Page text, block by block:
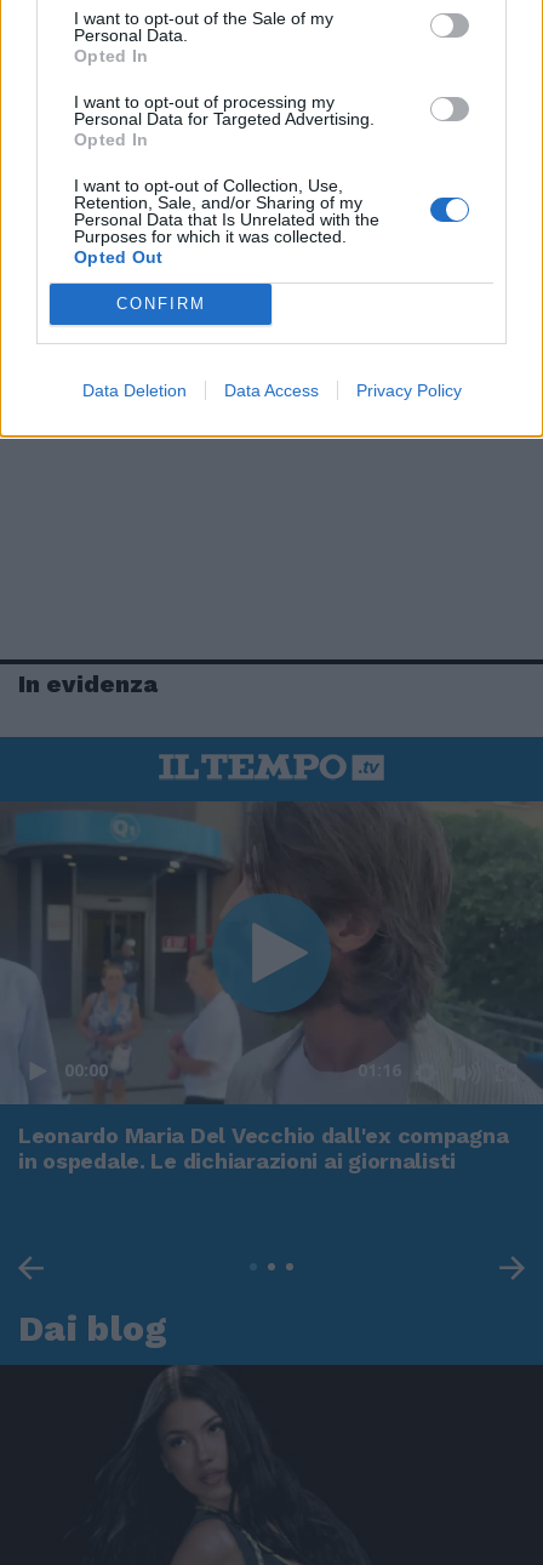
I want to opt-out of the Sale of my
Personal Data.
Opted In
I want to opt-out of processing my
Personal Data for Targeted Advertising.
Opted In
I want to opt-out of Collection, Use,
Retention, Sale, and/or Sharing of my
Personal Data that Is Unrelated with the
Purposes for which it was collected.
Opted Out
CONFIRM
Data Deletion Data Access Privacy Policy
In evidenza
00:00 01:16
Leonardo Maria Del Vecchio dall'ex compagna
in ospedale. Le dichiarazioni ai giornalisti
Dai blog